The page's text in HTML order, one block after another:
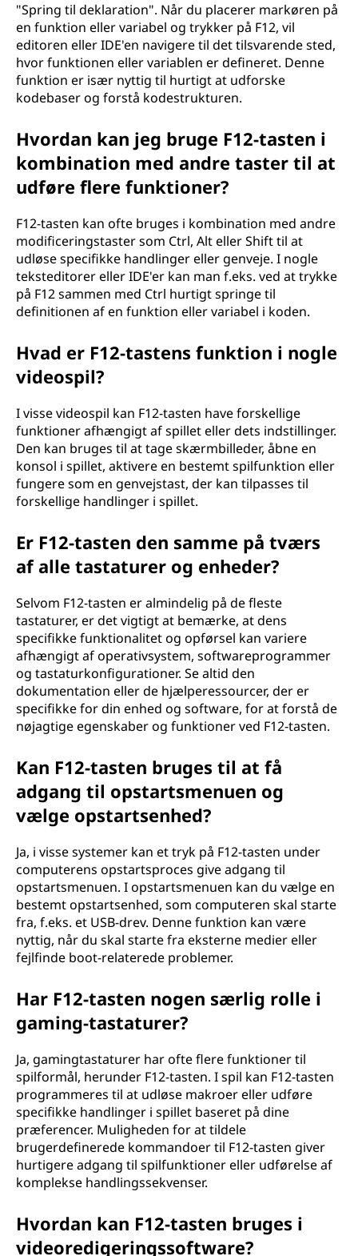
"Spring til deklaration". Når du placerer markøren på
en funktion eller variabel og trykker på F12, vil
editoren eller IDE'en navigere til det tilsvarende sted,
hvor funktionen eller variablen er defineret. Denne
funktion er især nyttig til hurtigt at udforske
kodebaser og forstå kodestrukturen.
Hvordan kan jeg bruge F12-tasten i
kombination med andre taster til at
udføre flere funktioner?
F12-tasten kan ofte bruges i kombination med andre
modificeringstaster som Ctrl, Alt eller Shift til at
udløse specifikke handlinger eller genveje. I nogle
teksteditorer eller IDE'er kan man f.eks. ved at trykke
på F12 sammen med Ctrl hurtigt springe til
definitionen af en funktion eller variabel i koden.
Hvad er F12-tastens funktion i nogle
videospil?
I visse videospil kan F12-tasten have forskellige
funktioner afhængigt af spillet eller dets indstillinger.
Den kan bruges til at tage skærmbilleder, åbne en
konsol i spillet, aktivere en bestemt spilfunktion eller
fungere som en genvejstast, der kan tilpasses til
forskellige handlinger i spillet.
Er F12-tasten den samme på tværs
af alle tastaturer og enheder?
Selvom F12-tasten er almindelig på de fleste
tastaturer, er det vigtigt at bemærke, at dens
specifikke funktionalitet og opførsel kan variere
afhængigt af operativsystem, softwareprogrammer
og tastaturkonfigurationer. Se altid den
dokumentation eller de hjælperessourcer, der er
specifikke for din enhed og software, for at forstå de
nøjagtige egenskaber og funktioner ved F12-tasten.
Kan F12-tasten bruges til at få
adgang til opstartsmenuen og
vælge opstartsenhed?
Ja, i visse systemer kan et tryk på F12-tasten under
computerens opstartsproces give adgang til
opstartsmenuen. I opstartsmenuen kan du vælge en
bestemt opstartsenhed, som computeren skal starte
fra, f.eks. et USB-drev. Denne funktion kan være
nyttig, når du skal starte fra eksterne medier eller
fejlfinde boot-relaterede problemer.
Har F12-tasten nogen særlig rolle i
gaming-tastaturer?
Ja, gamingtastaturer har ofte flere funktioner til
spilformål, herunder F12-tasten. I spil kan F12-tasten
programmeres til at udløse makroer eller udføre
specifikke handlinger i spillet baseret på dine
præferencer. Muligheden for at tildele
brugerdefinerede kommandoer til F12-tasten giver
hurtigere adgang til spilfunktioner eller udførelse af
komplekse handlingssekvenser.
Hvordan kan F12-tasten bruges i
videoredigeringssoftware?